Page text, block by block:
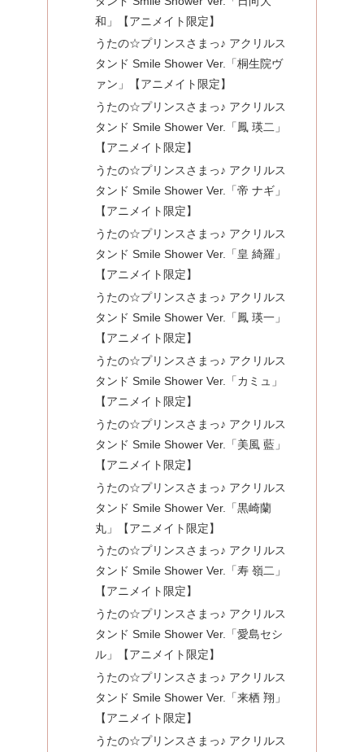
和」【アニメイト限定】
うたの☆プリンスさまっ♪ アクリルス
タンド Smile Shower Ver.「桐生院ヴ
ァン」【アニメイト限定】
うたの☆プリンスさまっ♪ アクリルス
タンド Smile Shower Ver.「鳳 瑛二」
【アニメイト限定】
うたの☆プリンスさまっ♪ アクリルス
タンド Smile Shower Ver.「帝 ナギ」
【アニメイト限定】
うたの☆プリンスさまっ♪ アクリルス
タンド Smile Shower Ver.「皇 綺羅」
【アニメイト限定】
うたの☆プリンスさまっ♪ アクリルス
タンド Smile Shower Ver.「鳳 瑛一」
【アニメイト限定】
うたの☆プリンスさまっ♪ アクリルス
タンド Smile Shower Ver.「カミュ」
【アニメイト限定】
うたの☆プリンスさまっ♪ アクリルス
タンド Smile Shower Ver.「美風 藍」
【アニメイト限定】
うたの☆プリンスさまっ♪ アクリルス
タンド Smile Shower Ver.「黒崎蘭
丸」【アニメイト限定】
うたの☆プリンスさまっ♪ アクリルス
タンド Smile Shower Ver.「寿 嶺二」
【アニメイト限定】
うたの☆プリンスさまっ♪ アクリルス
タンド Smile Shower Ver.「愛島セシ
ル」【アニメイト限定】
うたの☆プリンスさまっ♪ アクリルス
タンド Smile Shower Ver.「来栖 翔」
【アニメイト限定】
うたの☆プリンスさまっ♪ アクリルス